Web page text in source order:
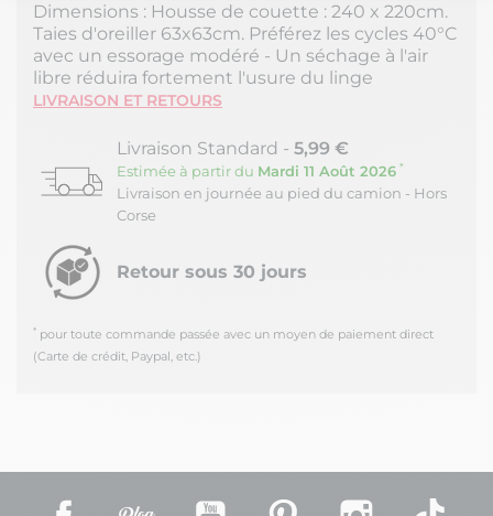
Notre plateforme vous permet d'adapter et de gérer vos
Dimensions : Housse de couette : 240 x 220cm.
Taies d'oreiller 63x63cm. Préférez les cycles 40°C
avec un essorage modéré - Un séchage à l'air
libre réduira fortement l'usure du linge
LIVRAISON ET RETOURS
Livraison Standard - 5,99 €
Estimée à partir du Mardi 11 Août 2026 *
Livraison en journée au pied du camion - Hors
Corse
Retour sous 30 jours
* pour toute commande passée avec un moyen de paiement direct
(Carte de crédit, Paypal, etc.)
Facebook YouTube Pinterest Instagram